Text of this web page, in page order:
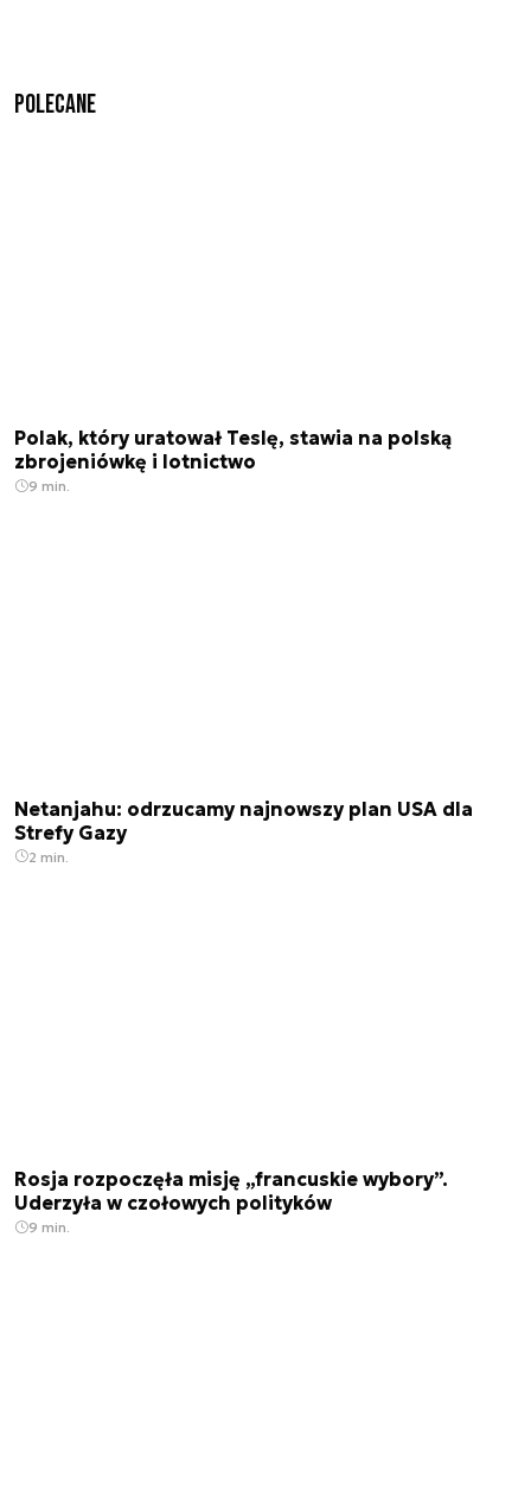
Polecane
Polak, który uratował Teslę, stawia na polską
zbrojeniówkę i lotnictwo
9 min.
Netanjahu: odrzucamy najnowszy plan USA dla
Strefy Gazy
2 min.
Rosja rozpoczęła misję „francuskie wybory”.
Uderzyła w czołowych polityków
9 min.